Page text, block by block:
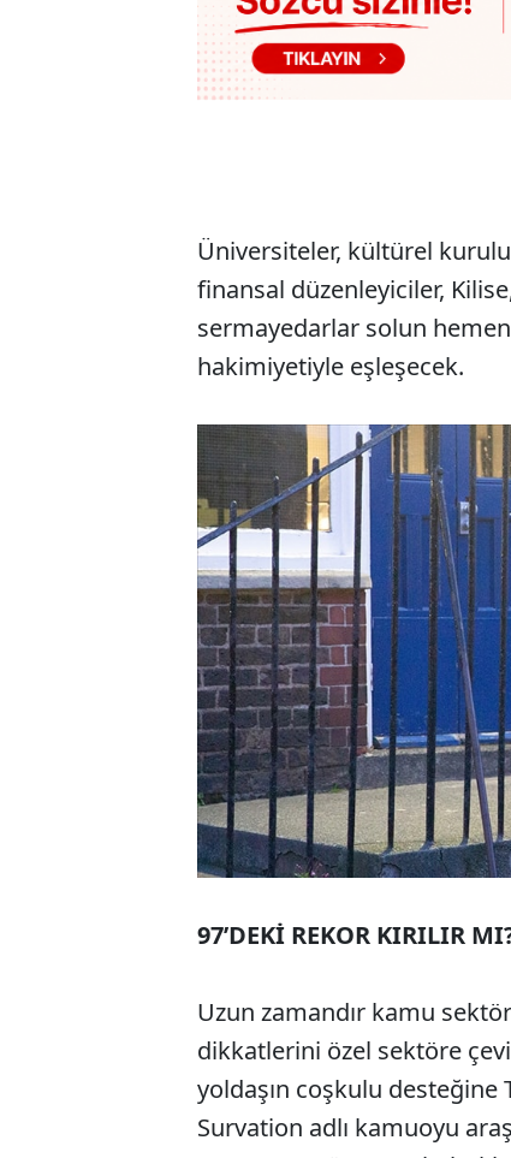
Üniversiteler, kültürel
finansal düzenleyiciler,
sermayedarlar solun
hakimiyetiyle eşleşecek.
97’DEKİ REKOR KIRILIR
Uzun zamandır kamu
dikkatlerini özel sektöre
yoldaşın coşkulu desteğine
Survation adlı kamuoyu